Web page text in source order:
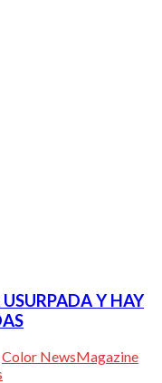
Y HAY
Color NewsMagazine